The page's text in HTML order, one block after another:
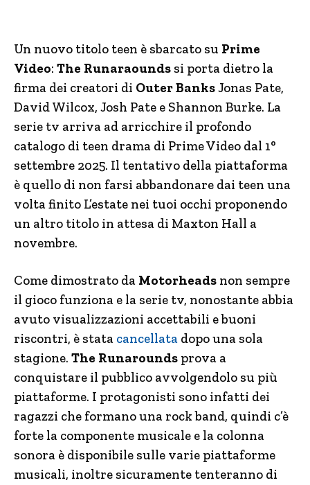
Un nuovo titolo teen è sbarcato su Prime
Video: The Runaraounds si porta dietro la
firma dei creatori di Outer BanksJonas Pate,
David Wilcox, Josh Pate e Shannon Burke. La
serie tv arriva ad arricchire il profondo
catalogo di teen drama di Prime Video dal 1°
settembre 2025. Il tentativo della piattaforma
è quello di non farsi abbandonare dai teen una
volta finito L’estate nei tuoi occhi proponendo
un altro titolo in attesa di Maxton Hall a
novembre.
Come dimostrato da Motorheads non sempre
il gioco funziona e la serie tv, nonostante abbia
avuto visualizzazioni accettabili e buoni
riscontri, è stata cancellata dopo una sola
stagione. The Runarounds prova a
conquistare il pubblico avvolgendolo su più
piattaforme. I protagonisti sono infatti dei
ragazzi che formano una rock band, quindi c’è
forte la componente musicale e la colonna
sonora è disponibile sulle varie piattaforme
musicali, inoltre sicuramente tenteranno di